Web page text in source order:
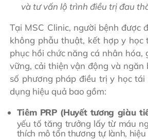
và tư vấn lộ trình điều trị đau
Tại MSC Clinic, người bệnh được
không phẫu thuật, kết hợp y học
phục hồi chức năng cá nhân hóa,
vững, cải thiện vận động và ngăn
số phương pháp điều trị y học
dụng hiệu quả bao gồm:
Tiêm PRP (Huyết tương giàu
yếu tố tăng trưởng lấy từ máu
thích mô tổn thương tự lành,